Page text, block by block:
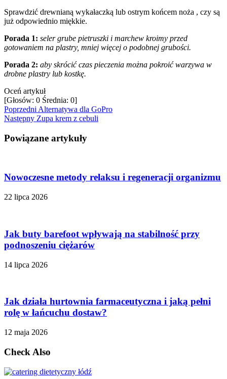
Sprawdzić drewnianą wykałaczką lub ostrym końcem noża , czy są
już odpowiednio miękkie.
Porada 1: seler grube pietruszki i marchew kroimy przed
gotowaniem na plastry, mniej więcej o podobnej grubości.
Porada 2: aby skrócić czas pieczenia można pokroić warzywa w
drobne plastry lub kostkę.
Oceń artykuł
[Głosów: 0 Średnia: 0]
Poprzedni Alternatywa dla GoPro
Następny Zupa krem z cebuli
Powiązane artykuły
Nowoczesne metody relaksu i regeneracji organizmu
22 lipca 2026
Jak buty barefoot wpływają na stabilność przy
podnoszeniu ciężarów
14 lipca 2026
Jak działa hurtownia farmaceutyczna i jaką pełni
rolę w łańcuchu dostaw?
12 maja 2026
Check Also